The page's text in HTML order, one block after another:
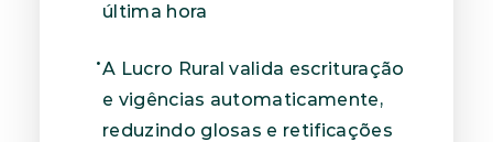
última hora
A Lucro Rural valida escrituração
e vigências automaticamente,
reduzindo glosas e retificações